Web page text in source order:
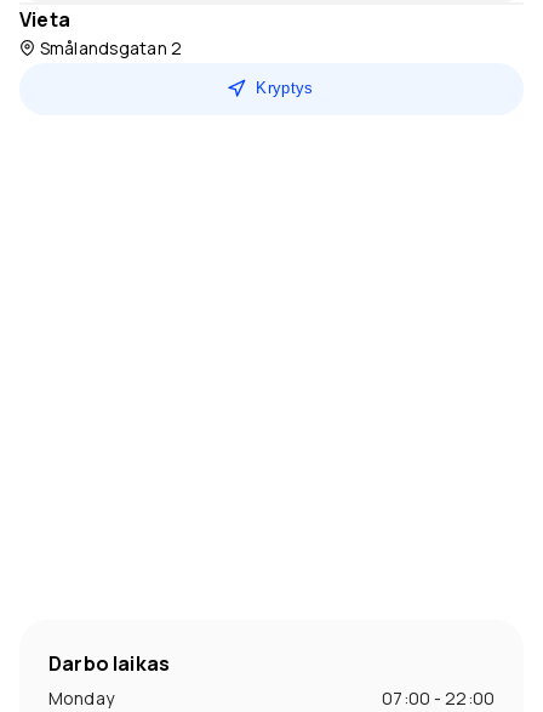
Vieta
Smålandsgatan 2
Kryptys
Darbo laikas
Monday
07:00 - 22:00